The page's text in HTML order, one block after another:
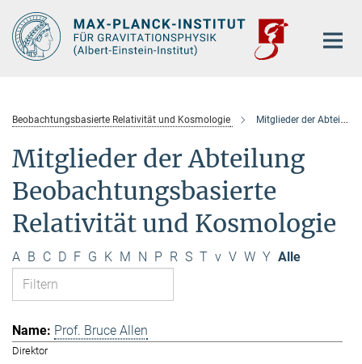
Hauptinhalt
Beobachtungsbasierte Relativität und Kosmologie Mitglieder der Abteilung
Mitglieder der Abteilung
Beobachtungsbasierte
Relativität und Kosmologie
A B C D F G K M N P R S T v V W Y Alle
Prof. Bruce Allen
Direktor